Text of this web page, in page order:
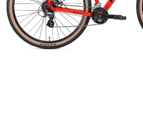
в корзину
Оплачивайте сегодня только
25% картой любого банка